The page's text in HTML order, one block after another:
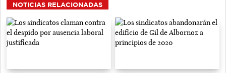
NOTICIAS RELACIONADAS